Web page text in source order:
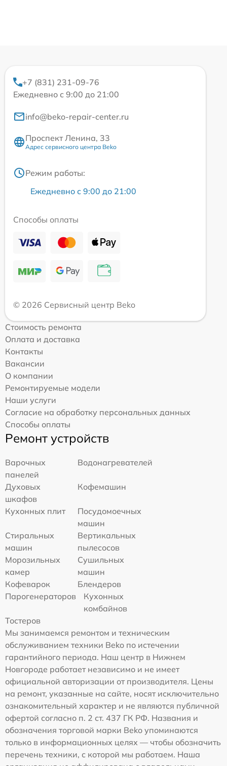
+7 (831) 231-09-76
Ежедневно с 9:00 до 21:00
info@beko-repair-center.ru
Проспект Ленина, 33
Адрес сервисного центра Beko
Режим работы:
Ежедневно с 9:00 до 21:00
Способы оплаты
© 2026 Сервисный центр Beko
Стоимость ремонта
Оплата и доставка
Контакты
Вакансии
О компании
Ремонтируемые модели
Наши услуги
Согласие на обработку персональных данных
Способы оплаты
Ремонт устройств
Варочных
панелей
Водонагревателей
Духовых
шкафов
Кофемашин
Кухонных плит
Посудомоечных
машин
Стиральных
машин
Вертикальных
пылесосов
Морозильных
камер
Сушильных
машин
Кофеварок
Блендеров
Парогенераторов
Кухонных
комбайнов
Тостеров
Мы занимаемся ремонтом и техническим
обслуживанием техники Beko по истечении
гарантийного периода. Наш центр в Нижнем
Новгороде работает независимо и не имеет
официальной авторизации от производителя. Цены
на ремонт, указанные на сайте, носят исключительно
ознакомительный характер и не являются публичной
офертой согласно п. 2 ст. 437 ГК РФ. Названия и
обозначения торговой марки Beko упоминаются
только в информационных целях — чтобы обозначить
перечень техники, с которой мы работаем. Наша